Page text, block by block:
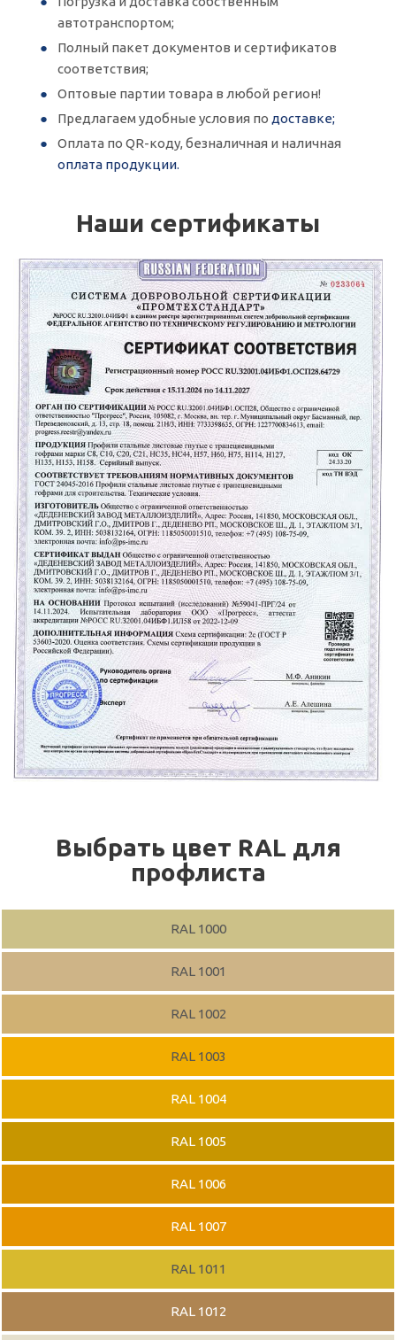
автотранспортом;
Полный пакет документов и сертификатов
соответствия;
Оптовые партии товара в любой регион!
Предлагаем удобные условия по доставке;
Оплата по QR-коду, безналичная и наличная
оплата продукции.
Наши сертификаты
Выбрать цвет RAL для
профлиста
RAL 1000
RAL 1001
RAL 1002
RAL 1003
RAL 1004
RAL 1005
RAL 1006
RAL 1007
RAL 1011
RAL 1012